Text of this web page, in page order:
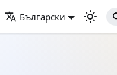
Български